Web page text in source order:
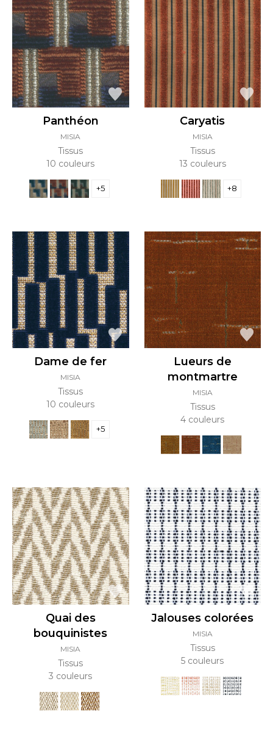
Panthéon
MISIA
Tissus
10 couleurs
+5
Caryatis
MISIA
Tissus
13 couleurs
+8
Dame de fer
MISIA
Tissus
10 couleurs
+5
Lueurs de
montmartre
MISIA
Tissus
4 couleurs
Quai des
bouquinistes
MISIA
Tissus
3 couleurs
Jalouses colorées
MISIA
Tissus
5 couleurs